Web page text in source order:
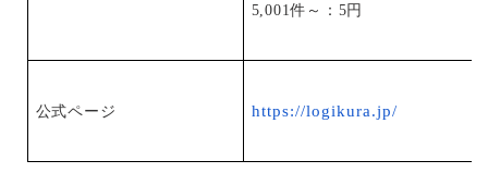
5,001件～：5円
公式ページ https://logikura.jp/